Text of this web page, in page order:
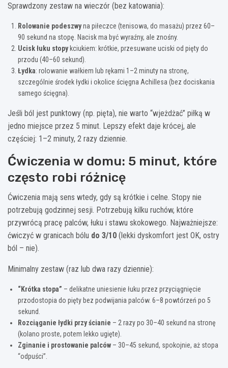
Sprawdzony zestaw na wieczór (bez katowania):
Rolowanie podeszwyna piłeczce (tenisowa, do masażu) przez 60–
90 sekund na stopę. Nacisk ma być wyraźny, ale znośny.
Ucisk łuku stopykciukiem: krótkie, przesuwane uciski od pięty do
przodu (40–60 sekund).
Łydka: rolowanie wałkiem lub rękami 1–2 minuty na stronę,
szczególnie środek łydki i okolice ścięgna Achillesa (bez dociskania
samego ścięgna).
Jeśli ból jest punktowy (np. pięta), nie warto “wjeżdżać” piłką w
jedno miejsce przez 5 minut. Lepszy efekt daje krócej, ale
częściej: 1–2 minuty, 2 razy dziennie.
Ćwiczenia w domu: 5 minut, które
często robi różnicę
Ćwiczenia mają sens wtedy, gdy są krótkie i celne. Stopy nie
potrzebują godzinnej sesji. Potrzebują kilku ruchów, które
przywrócą pracę palców, łuku i stawu skokowego. Najważniejsze:
ćwiczyć w granicach bólu do 3/10 (lekki dyskomfort jest OK, ostry
ból – nie).
Minimalny zestaw (raz lub dwa razy dziennie):
“Krótka stopa” – delikatne uniesienie łuku przez przyciągnięcie
przodostopia do pięty bez podwijania palców. 6–8 powtórzeń po 5
sekund.
Rozciąganie łydki przy ścianie – 2 razy po 30–40 sekund na stronę
(kolano proste, potem lekko ugięte).
Zginanie i prostowanie palców – 30–45 sekund, spokojnie, aż stopa
“odpuści”.